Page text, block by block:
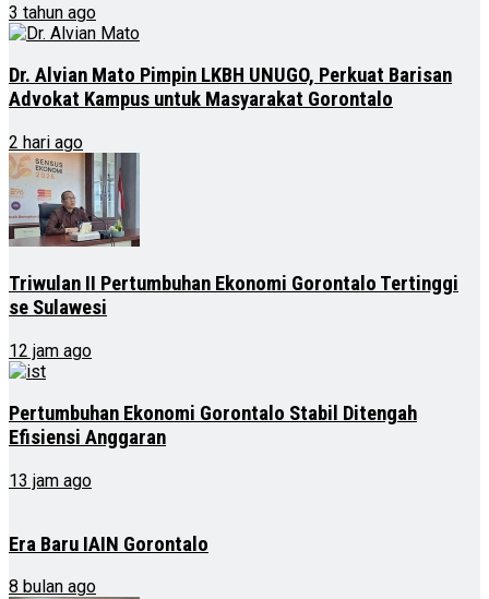
3 tahun ago
Dr. Alvian Mato Pimpin LKBH UNUGO, Perkuat Barisan
Advokat Kampus untuk Masyarakat Gorontalo
2 hari ago
Triwulan II Pertumbuhan Ekonomi Gorontalo Tertinggi
se Sulawesi
12 jam ago
Pertumbuhan Ekonomi Gorontalo Stabil Ditengah
Efisiensi Anggaran
13 jam ago
Era Baru IAIN Gorontalo
8 bulan ago